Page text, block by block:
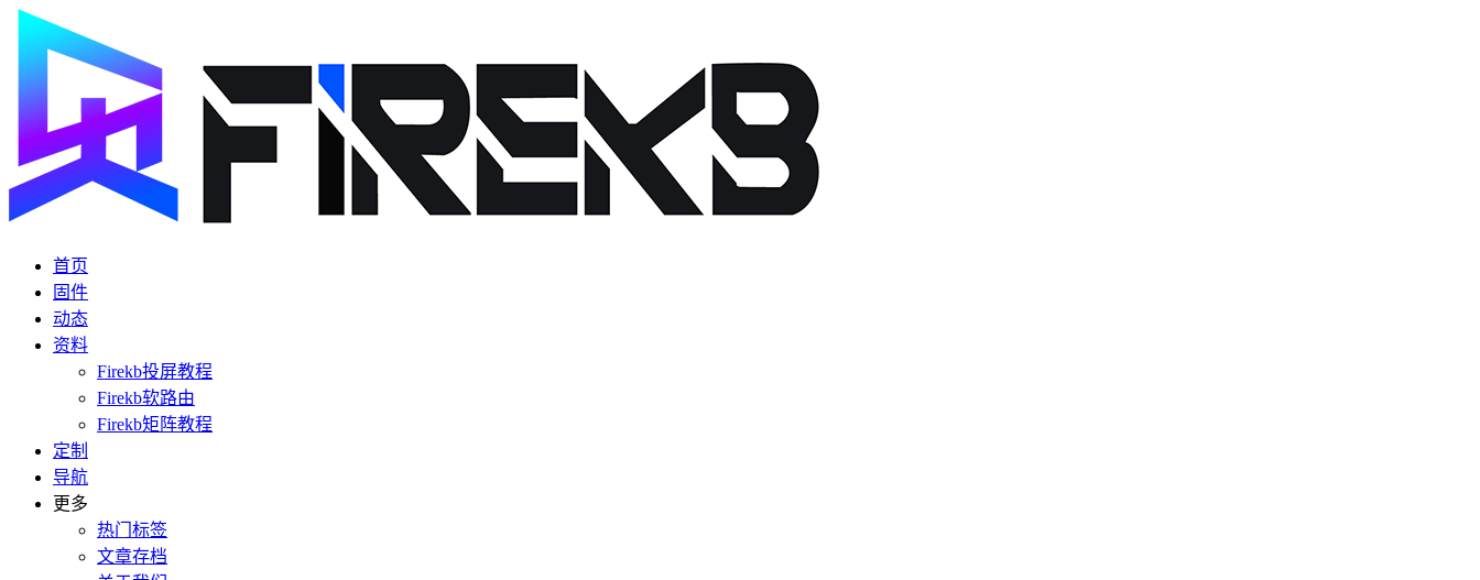
首页
固件
动态
资料
Firekb投屏教程
Firekb软路由
Firekb矩阵教程
定制
导航
更多
热门标签
文章存档